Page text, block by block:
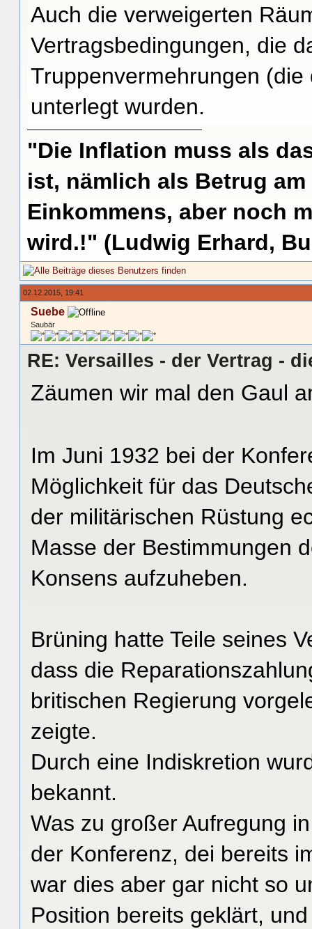
Auch die verweigerten
Vertragsbedingungen, die
Truppenvermehrungen
unterlegt wurden.
"Die Inflation muss als
ist, nämlich als Betrug
Einkommens, aber noch
wird.!" (Ludwig Erhard,
02.12.2015, 19:41
Suebe
Saubär
RE: Versailles - der Vertrag -
Zäumen wir mal den Gaul
Im Juni 1932 bei der
Möglichkeit für das
der militärischen Rüstung
Masse der Bestimmungen
Konsens aufzuheben.
Brüning hatte Teile seines
dass die
britischen Regierung
zeigte.
Durch eine Indiskretion
bekannt.
Was zu großer Aufregung
der Konferenz, dei bereits
war dies aber gar nicht so
Position bereits geklärt,